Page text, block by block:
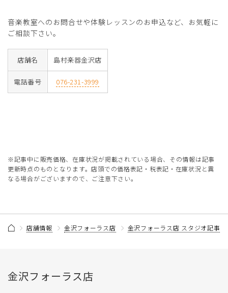
音楽教室へのお問合せや体験レッスンのお申込など、お気軽に
ご相談下さい。
店舗名 島村楽器金沢店
電話番号 076-231-3999
※記事中に販売価格、在庫状況が掲載されている場合、その情報は記事
更新時点のものとなります。店頭での価格表記・税表記・在庫状況と異
なる場合がございますので、ご注意下さい。
店舗情報 金沢フォーラス店 金沢フォーラス店 スタジオ記事一
金沢フォーラス店